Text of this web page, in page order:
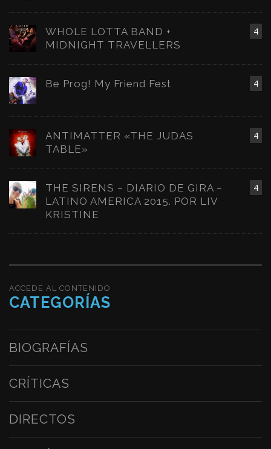
4
WHOLE LOTTA BAND +
MIDNIGHT TRAVELLERS
4
Be Prog! My Friend Fest
4
ANTIMATTER «THE JUDAS
TABLE»
4
THE SIRENS – DIARIO DE GIRA –
LATINO AMERICA 2015. POR LIV
KRISTINE
ACCEDE AL CONTENIDO
CATEGORÍAS
BIOGRAFÍAS
CRÍTICAS
DIRECTOS